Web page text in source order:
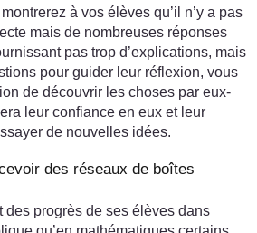
à vos élèves qu’il n’y a pas
mais de nombreuses réponses
pas trop d’explications, mais
pour guider leur réflexion, vous
de découvrir les choses par eux-
leur confiance en eux et leur
de nouvelles idées.
des réseaux de boîtes
des progrès de ses élèves dans